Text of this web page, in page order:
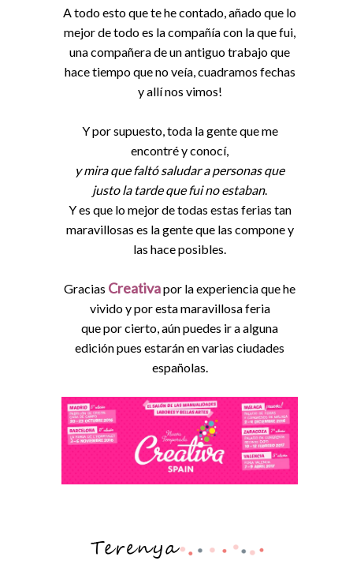
A todo esto que te he contado, añado que lo
mejor de todo es la compañía con la que fui,
una compañera de un antiguo trabajo que
hace tiempo que no veía, cuadramos fechas
y allí nos vimos!
Y por supuesto, toda la gente que me
encontré y conocí,
y mira que faltó saludar a personas que
justo la tarde que fui no estaban.
Y es que lo mejor de todas estas ferias tan
maravillosas es la gente que las compone y
las hace posibles.
Gracias Creativapor la experiencia que he
vivido y por esta maravillosa feria
que por cierto, aún puedes ir a alguna
edición pues estarán en varias ciudades
españolas.